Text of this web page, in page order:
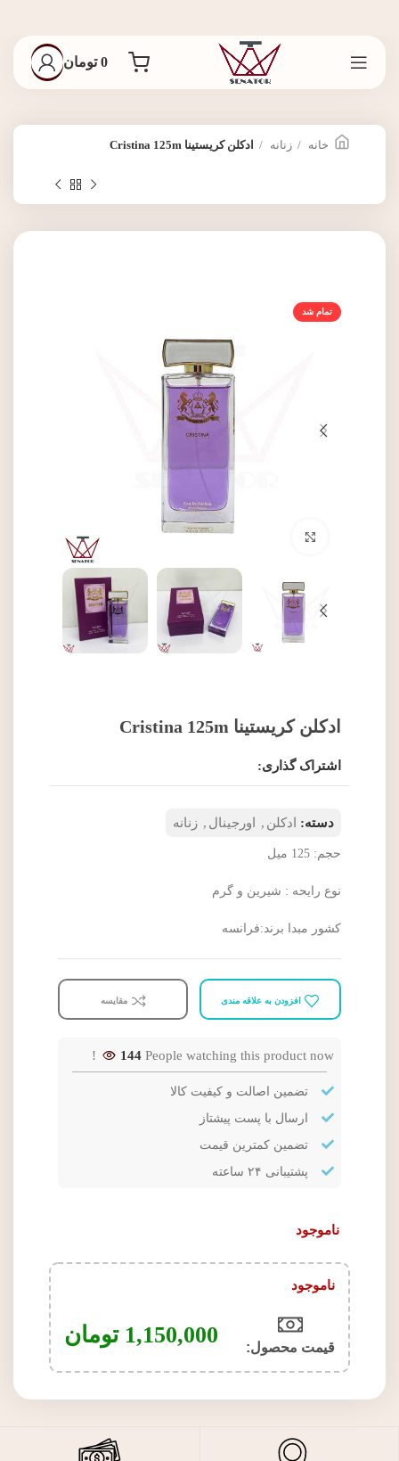
0 تومان
خانه زنانه ادکلن کریستینا Cristina 125m
تمام شد
برای بزرگنمایی کلیک کنید
ادکلن کریستینا Cristina 125m
اشتراک گذاری:
دسته: ادکلن , اورجینال , زنانه
حجم: 125 ميل
نوع رايحه : شيرين و گرم
کشور مبدا برند:فرانسه
افزودن به علاقه مندی مقایسه
144 People watching this product now!
تضمین اصالت و کیفیت کالا
ارسال با پست پیشتاز
تضمین کمترین قیمت
پشتیبانی ۲۴ ساعته
ناموجود
ناموجود
قیمت محصول:​ 1,150,000 تومان